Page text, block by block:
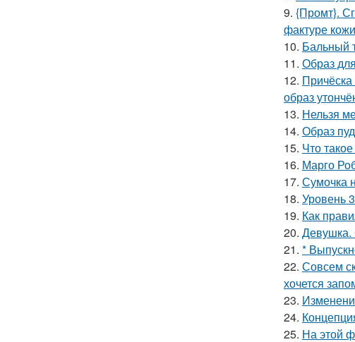
9. {Промт}.
фактуре
10. Бальный
11. Образ
12.
образ
13. Нельзя
14. Образ
15. Что
16. Марго
17. Сумочка
18. Уровень
19. Как
20. Девушка.
21. *
22. Совсем
хочется
23.
24.
25. На этой